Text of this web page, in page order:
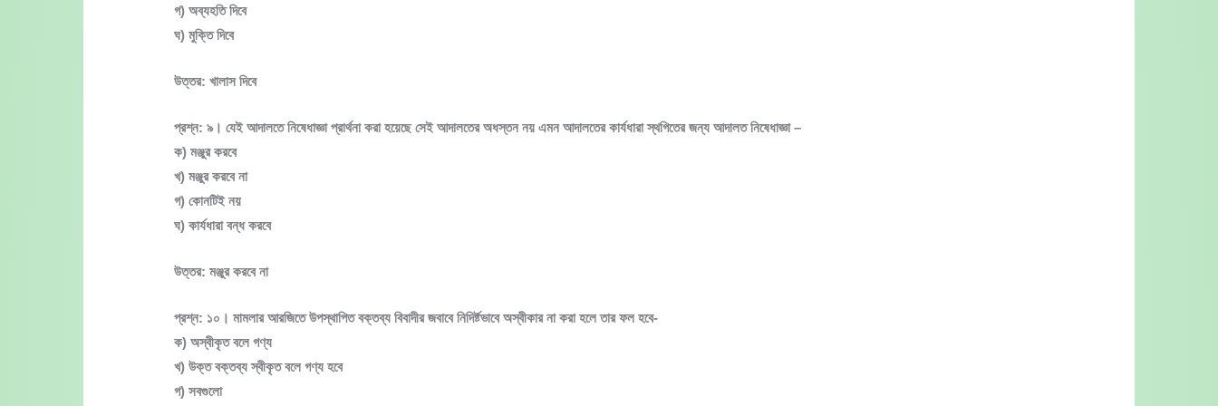
গ) অব্যহতি দিবে
ঘ) মুক্তি দিবে
উত্তর: খালাস দিবে
প্রশ্ন: ৯। যেই আদালতে নিষেধাজ্ঞা প্রার্থনা করা হয়েছে সেই আদালতের অধস্তন নয় এমন আদালতের কার্যধারা স্থগিতের জন্য আদালত নিষেধাজ্ঞা –
ক) মঞ্জুর করবে
খ) মঞ্জুর করবে না
গ) কোনটিই নয়
ঘ) কার্যধারা বন্ধ করবে
উত্তর: মঞ্জুর করবে না
প্রশ্ন: ১০। মামলার আরজিতে উপস্থাপিত বক্তব্য বিবাদীর জবাবে নিদির্ষ্টভাবে অস্বীকার না করা হলে তার ফল হবে-
ক) অস্বীকৃত বলে গণ্য
খ) উক্ত বক্তব্য স্বীকৃত বলে গণ্য হবে
গ) সবগুলো